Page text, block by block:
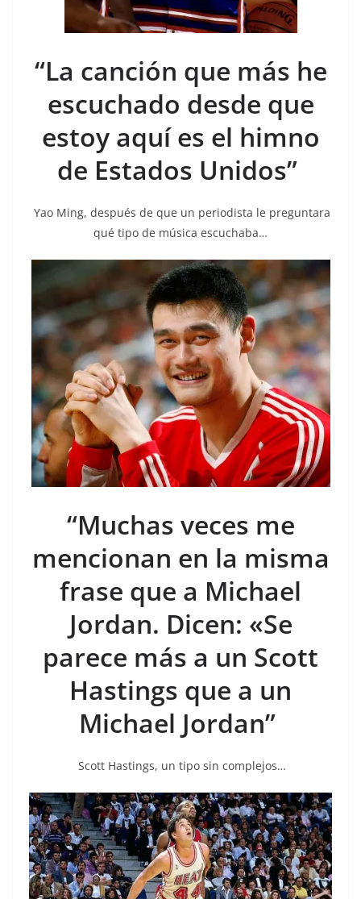
“La canción que más he
escuchado desde que
estoy aquí es el himno
de Estados Unidos”
Yao Ming, después de que un periodista le preguntara
qué tipo de música escuchaba…
“Muchas veces me
mencionan en la misma
frase que a Michael
Jordan. Dicen: «Se
parece más a un Scott
Hastings que a un
Michael Jordan”
Scott Hastings, un tipo sin complejos…